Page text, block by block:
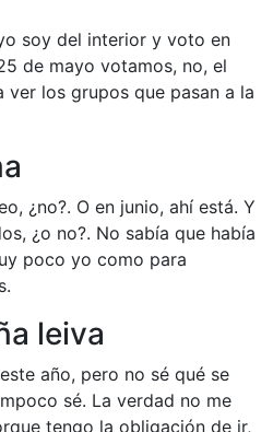
soy del interior y voto en
de mayo votamos, no, el
ver los grupos que pasan a la
¿no?. O en junio, ahí está. Y
¿o no?. No sabía que había
poco yo como para
leiva
año, pero no sé qué se
sé. La verdad no me
tengo la obligación de ir,